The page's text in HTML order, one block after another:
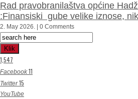
Rad pravobranilaštva općine
:Finansiski gube velike iznose,
2. May 2026. | 0 Comments
Klik
1,547
Facebook 11
Twitter 15
YouTube